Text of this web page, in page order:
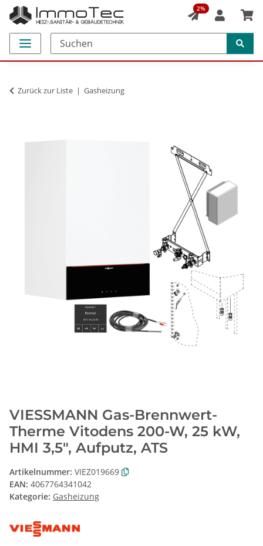
2%
Zurück zur Liste Gasheizung
VIESSMANN Gas-Brennwert-
Therme Vitodens 200-W, 25 kW,
HMI 3,5", Aufputz, ATS
Artikelnummer: VIEZ019669
EAN: 4067764341042
Kategorie: Gasheizung